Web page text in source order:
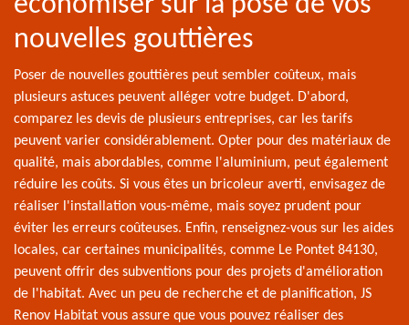
nouvelles gouttières
Poser de nouvelles gouttières peut sembler coûteux, mais
plusieurs astuces peuvent alléger votre budget. D'abord,
comparez les devis de plusieurs entreprises, car les tarifs
peuvent varier considérablement. Opter pour des matériaux de
qualité, mais abordables, comme l'aluminium, peut également
réduire les coûts. Si vous êtes un bricoleur averti, envisagez de
réaliser l'installation vous-même, mais soyez prudent pour
éviter les erreurs coûteuses. Enfin, renseignez-vous sur les aides
locales, car certaines municipalités, comme Le Pontet 84130,
peuvent offrir des subventions pour des projets d'amélioration
de l'habitat. Avec un peu de recherche et de planification, JS
Renov Habitat vous assure que vous pouvez réaliser des